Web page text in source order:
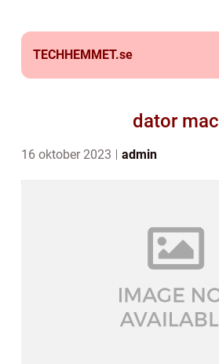
TECHHEMMET.se
dator mac
16 oktober 2023 admin